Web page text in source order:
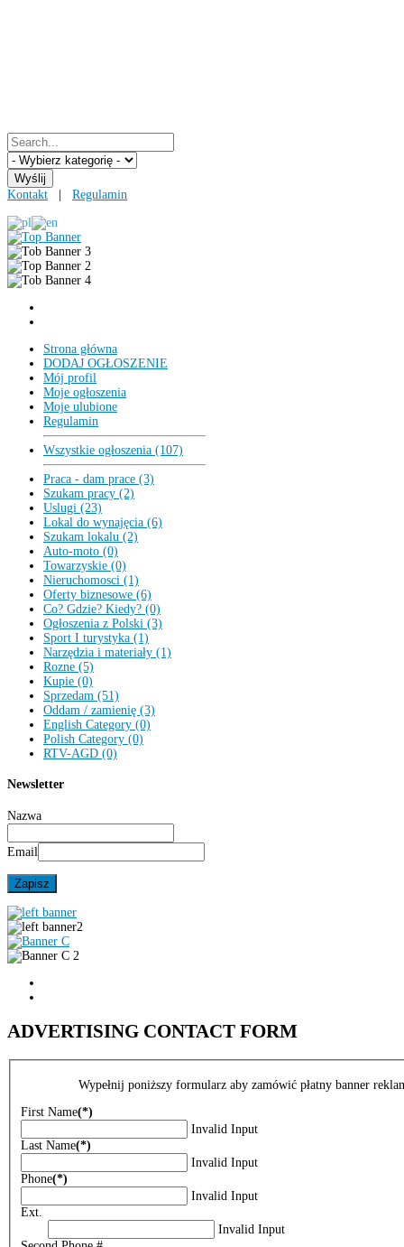
Kontakt Regulamin
Strona główna
DODAJ OGŁOSZENIE
Mój profil
Moje ogłoszenia
Moje ulubione
Regulamin
Wszystkie ogłoszenia (107)
Praca - dam prace (3)
Szukam pracy (2)
Uslugi (23)
Lokal do wynajęcia (6)
Szukam lokalu (2)
Auto-moto (0)
Towarzyskie (0)
Nieruchomosci (1)
Oferty biznesowe (6)
Co? Gdzie? Kiedy? (0)
Ogłoszenia z Polski (3)
Sport I turystyka (1)
Narzędzia i materiały (1)
Rozne (5)
Kupie (0)
Sprzedam (51)
Oddam / zamienię (3)
English Category (0)
Polish Category (0)
RTV-AGD (0)
Newsletter
Nazwa
Email
ADVERTISING CONTACT FORM
Wypełnij poniższy formularz aby zamówić płatny banner
First Name(*)
Invalid Input
Last Name(*)
Invalid Input
Phone(*)
Invalid Input
Ext.
Invalid Input